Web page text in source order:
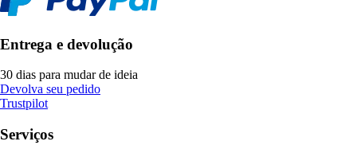
Entrega e devolução
30 dias para mudar de ideia
Devolva seu pedido
Trustpilot
Serviços